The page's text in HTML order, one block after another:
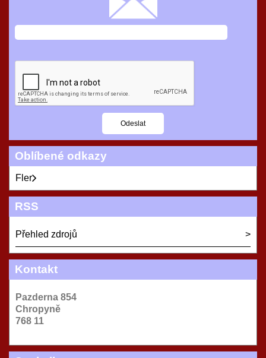
Oblíbené odkazy
Fler
RSS
Přehled zdrojů
Kontakt
Pazderna 854
Chropyně
768 11